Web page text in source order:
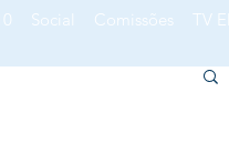
Social Comissões TV